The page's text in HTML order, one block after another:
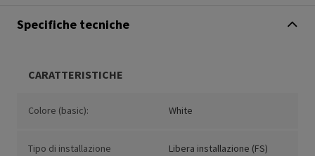
Specifiche tecniche
CARATTERISTICHE
Colore (basic): White
Tipo di installazione Libera installazione (FS)